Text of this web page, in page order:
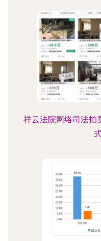
祥云法院网络司法拍